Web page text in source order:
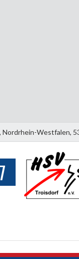
Nordrhein-Westfalen,